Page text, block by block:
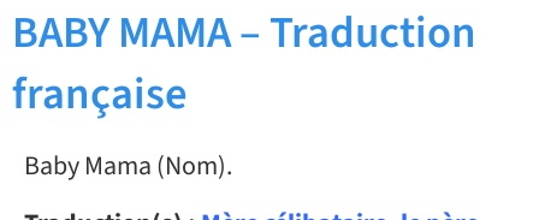
BABY MAMA – Traduction
française
Baby Mama (Nom).